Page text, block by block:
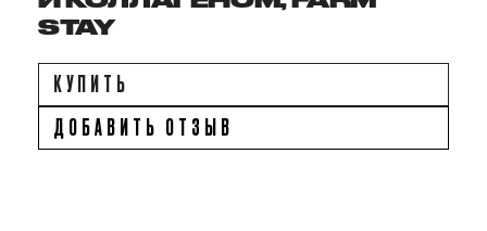
STAY
КУПИТЬ
ДОБАВИТЬ ОТЗЫВ